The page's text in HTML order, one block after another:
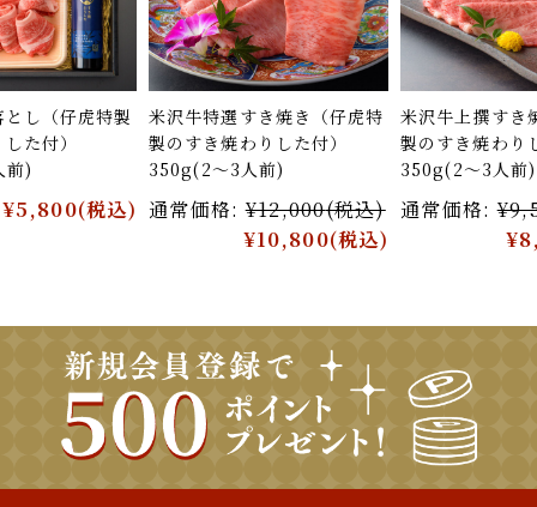
し（仔虎特製
た付）
前)
¥5,800(税込)
米沢牛特選すき焼き（仔虎特
製のすき焼わりした付）
350g(2〜3人前)
通常価格: ¥12,000(税込)
¥10,800(税込)
米沢牛上撰すき
製のすき焼わり
350g(2〜3人前)
通常価格: